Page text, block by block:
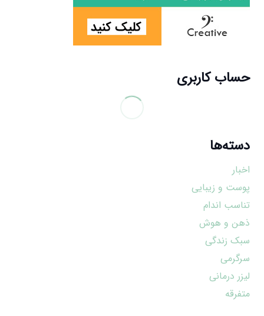
حساب کاربری
دسته‌ها
اخبار
پوست و زیبایی
تناسب اندام
ذهن و هوش
سبک زندگی
سرگرمی
لیزر درمانی
متفرقه